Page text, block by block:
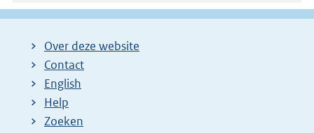
Over deze website
Contact
English
Help
Zoeken